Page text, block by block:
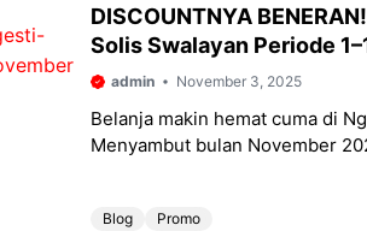
DISCOUNTNYA
Solis Swalayan Periode
admin November 3, 2025
Belanja makin hemat cuma di
Menyambut bulan November
Blog Promo